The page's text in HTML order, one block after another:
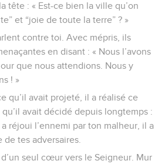
tête : « Est-ce bien la ville qu’on
et “joie de toute la terre” ? »
contre toi. Avec mépris, ils
en disant : « Nous l’avons
que nous attendions. Nous y
! »
qu’il avait projeté, il a réalisé ce
avait décidé depuis longtemps :
réjoui l’ennemi par ton malheur, il a
tes adversaires.
seul cœur vers le Seigneur. Mur